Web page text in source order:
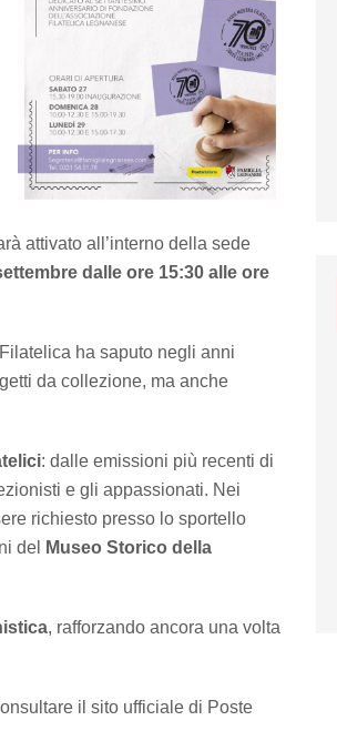
attivato all’interno della sede
dalle ore 15:30 alle ore
ha saputo negli anni
da collezione, ma anche
: dalle emissioni più recenti di
e gli appassionati. Nei
richiesto presso lo sportello
del
Museo Storico della
, rafforzando ancora una volta
il sito ufficiale di Poste